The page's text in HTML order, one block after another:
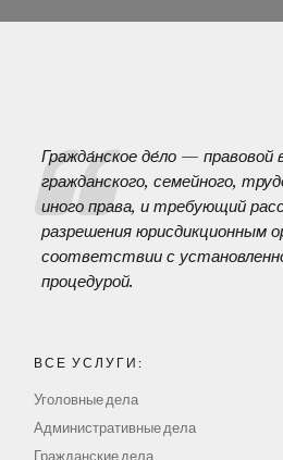
Гражда́нское де́ло — правовой
гражданского, семейного,
иного права, и требующий
разрешения юрисдикционным
соответствии с
процедурой.
ВСЕ УСЛУГИ:
Уголовные дела
Административные дела
Гражданские дела